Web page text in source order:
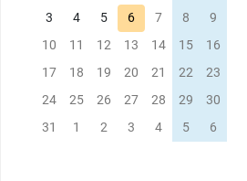
3
4 5 6 7 8
9
10
11 12 13 14 15
16
17
18 19 20 21 22
23
24
25 26 27 28 29
30
31
1 2 3 4 5 6